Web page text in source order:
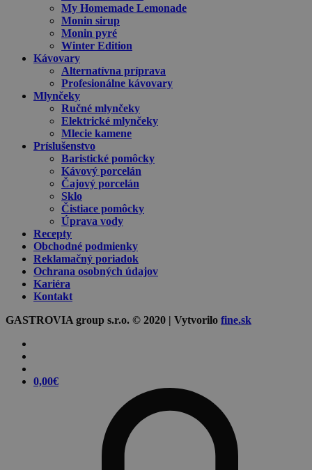
My Homemade Lemonade
Monin sirup
Monin pyré
Winter Edition
Kávovary
Alternatívna príprava
Profesionálne kávovary
Mlynčeky
Ručné mlynčeky
Elektrické mlynčeky
Mlecie kamene
Príslušenstvo
Baristické pomôcky
Kávový porcelán
Čajový porcelán
Sklo
Čistiace pomôcky
Úprava vody
Recepty
Obchodné podmienky
Reklamačný poriadok
Ochrana osobných údajov
Kariéra
Kontakt
GASTROVIA group s.r.o. © 2020 | Vytvorilo fine.sk
0,00€